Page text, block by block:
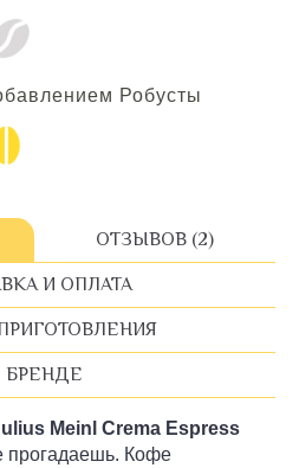
Робусты
ОТЗЫВОВ (2)
И ОПЛАТА
БРЕНДЕ
Meinl Crema Espress
прогадаешь. Кофе